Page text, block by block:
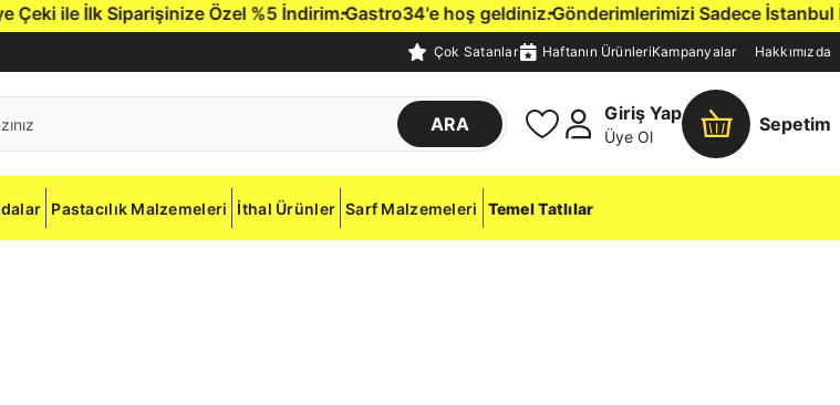
ile İlk Siparişinize Özel %5 İndirim.Gastro34'e hoş geldiniz.Gönderimlerimizi Sadece İstanbul
Çok Satanlar Haftanın ÜrünleriKampanyalar Hakkımızda
ARA
Giriş Yap
Üye Ol
Sepetim
Pastacılık Malzemeleri İthal Ürünler Sarf Malzemeleri Temel Tatlılar